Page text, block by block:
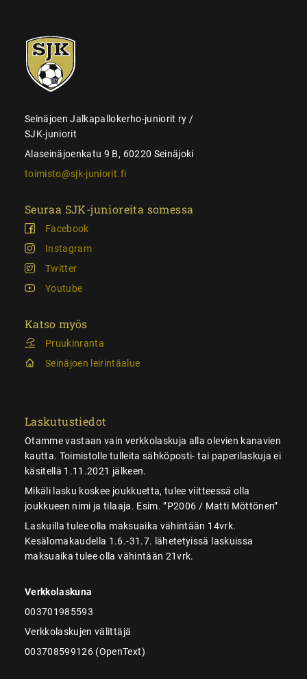
SJK-
juniorit
Seinäjoen Jalkapallokerho-juniorit ry /
SJK-juniorit
Alaseinäjoenkatu 9 B, 60220 Seinäjoki
toimisto@sjk-juniorit.fi
Seuraa SJK-junioreita somessa
Facebook
Instagram
Twitter
Youtube
Katso myös
Pruukinranta
Seinäjoen leirintäalue
Laskutustiedot
Otamme vastaan vain verkkolaskuja alla olevien kanavien
kautta. Toimistolle tulleita sähköposti- tai paperilaskuja ei
käsitellä 1.11.2021 jälkeen.
Mikäli lasku koskee joukkuetta, tulee viitteessä olla
joukkueen nimi ja tilaaja. Esim. ”P2006 / Matti Möttönen”
Laskuilla tulee olla maksuaika vähintään 14vrk.
Kesälomakaudella 1.6.-31.7. lähetetyissä laskuissa
maksuaika tulee olla vähintään 21vrk.
Verkkolaskuna
003701985593
Verkkolaskujen välittäjä
003708599126 (OpenText)